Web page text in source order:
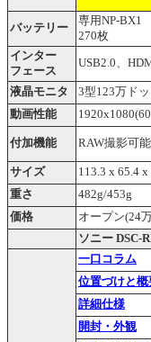
バッテリー
専用NP-BX1
270枚
インター
フェース
USB2.0、
液晶モニタ 3型123万ドッ
動画性能
付加機能 RAW撮影可能
サイズ
113.3 x 65.4 x
重さ
482g/453g
価格
オープン(24
ソニー DSC-
一口コラム
位置づけと概
詳細仕様
開封・外観